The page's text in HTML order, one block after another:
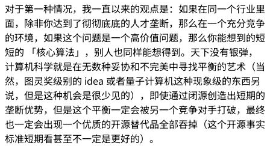
对于第一种情况，我一直以来的观点是：如果在同一个行业里
面，除非你达到了彻彻底底的人才垄断，那么在一个充分竞争
的环境，如果这个问题是一个高价值问题，那么你能想到的短
短的 「核心算法」，别人也同样能想得到。天下没有银弹，
计算机科学就是在无数种妥协和不完美中寻找平衡的艺术（当
然，图灵奖级别的 idea 或者量子计算机这种现象级的东西另
说，但是这种机会是很少见的），即使通过闭源创造出短期的
垄断优势，但是这个平衡一定会被另一个竞争对手打破，最终
也一定会出现一个优质的开源替代品全部吞掉（这个开源事实
标准短期看甚至不一定是更好的）。